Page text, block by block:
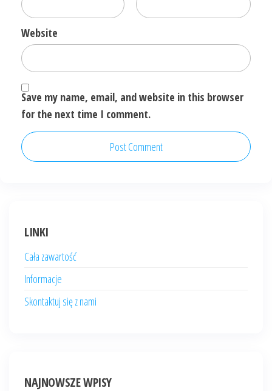
Website
Save my name, email, and website in this browser
for the next time I comment.
LINKI
Cała zawartość
Informacje
Skontaktuj się z nami
NAJNOWSZE WPISY